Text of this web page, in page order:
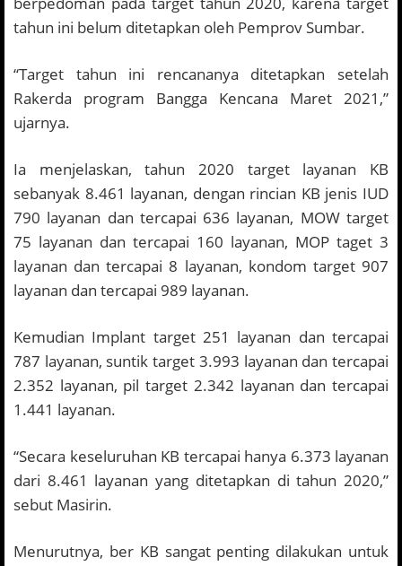
tahun ini belum ditetapkan oleh Pemprov Sumbar.
“Target tahun ini rencananya ditetapkan setelah
Rakerda program Bangga Kencana Maret 2021,”
ujarnya.
Ia menjelaskan, tahun 2020 target layanan KB
sebanyak 8.461 layanan, dengan rincian KB jenis IUD
790 layanan dan tercapai 636 layanan, MOW target
75 layanan dan tercapai 160 layanan, MOP taget 3
layanan dan tercapai 8 layanan, kondom target 907
layanan dan tercapai 989 layanan.
Kemudian Implant target 251 layanan dan tercapai
787 layanan, suntik target 3.993 layanan dan tercapai
2.352 layanan, pil target 2.342 layanan dan tercapai
1.441 layanan.
“Secara keseluruhan KB tercapai hanya 6.373 layanan
dari 8.461 layanan yang ditetapkan di tahun 2020,”
sebut Masirin.
Menurutnya, ber KB sangat penting dilakukan untuk